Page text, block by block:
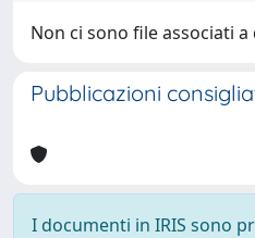
Non ci sono file associati
Pubblicazioni
I documenti in IRIS sono